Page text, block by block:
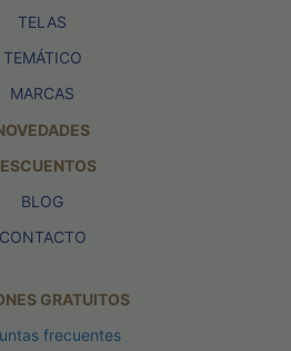
TELAS
TEMÁTICO
MARCAS
BLOG
CONTACTO
GRATUITOS
frecuentes